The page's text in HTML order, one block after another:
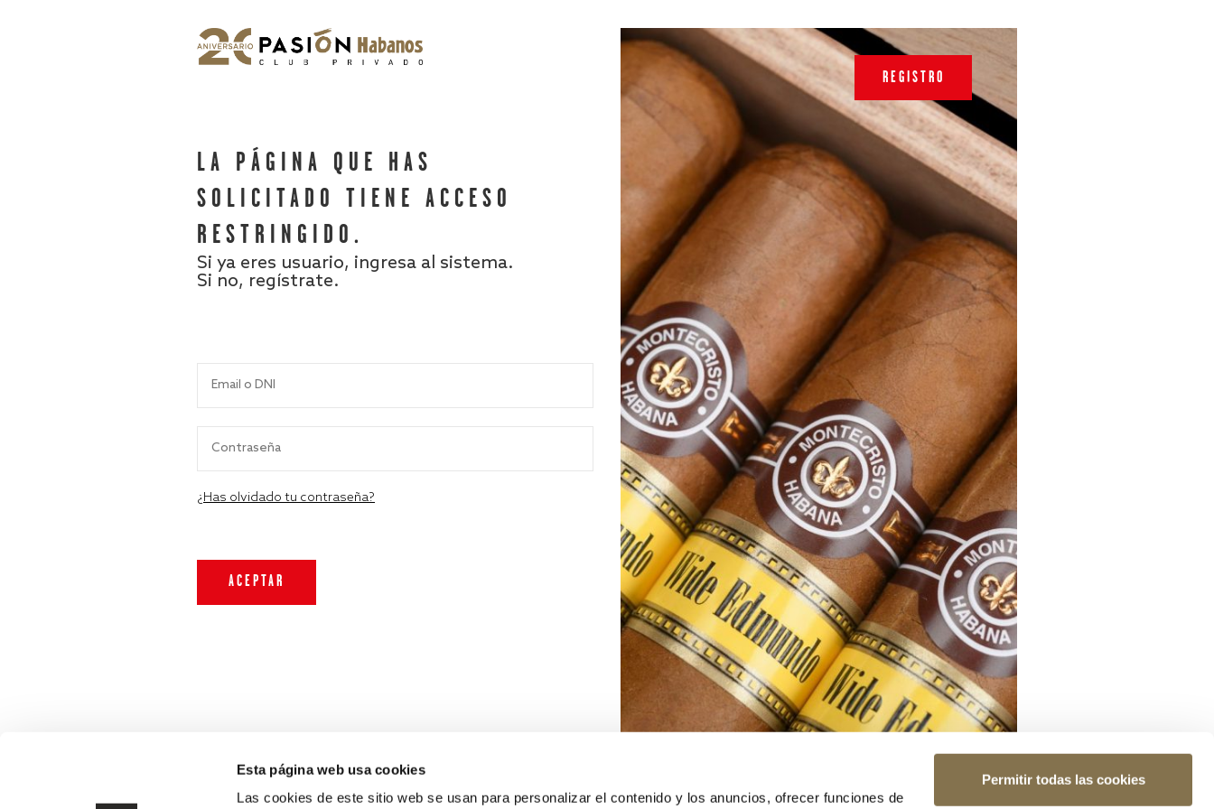
Esta página web usa cookies
Las cookies de este sitio web se usan para personalizar el contenido y los anuncios, ofrecer funciones de
Permitir todas las cookies
LA PÁGINA QUE HAS
SOLICITADO TIENE ACCESO
RESTRINGIDO.
Si ya eres usuario, ingresa al sistema.
Si no, regístrate.
¿Has olvidado tu contraseña?
REGISTRO